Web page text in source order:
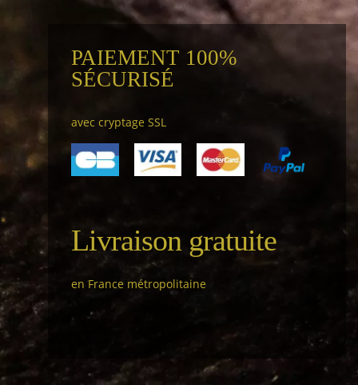
PAIEMENT 100%
SÉCURISÉ
avec cryptage SSL
Livraison gratuite
en France métropolitaine